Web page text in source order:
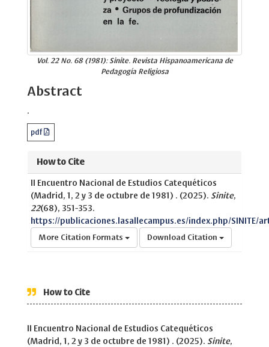
Vol. 22 No. 68 (1981): Sinite. Revista Hispanoamericana de
Pedagogía Religiosa
Abstract
.
pdf
How to Cite
II Encuentro Nacional de Estudios Catequéticos
(Madrid, 1, 2 y 3 de octubre de 1981) . (2025). Sinite,
22(68), 351-353.
https://publicaciones.lasallecampus.es/index.php/SINITE/
More Citation Formats Download Citation
How to Cite
II Encuentro Nacional de Estudios Catequéticos
(Madrid, 1, 2 y 3 de octubre de 1981) . (2025). Sinite,